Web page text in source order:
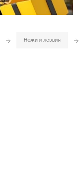
Ножи и лезвия